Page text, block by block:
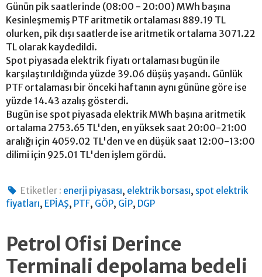
Günün pik saatlerinde (08:00 - 20:00) MWh başına
Kesinleşmemiş PTF aritmetik ortalaması 889.19 TL
olurken, pik dışı saatlerde ise aritmetik ortalama 3071.22
TL olarak kaydedildi.
Spot piyasada elektrik fiyatı ortalaması bugün ile
karşılaştırıldığında yüzde 39.06 düşüş yaşandı. Günlük
PTF ortalaması bir önceki haftanın aynı gününe göre ise
yüzde 14.43 azalış gösterdi.
Bugün ise spot piyasada elektrik MWh başına aritmetik
ortalama 2753.65 TL'den, en yüksek saat 20:00-21:00
aralığı için 4059.02 TL'den ve en düşük saat 12:00-13:00
dilimi için 925.01 TL'den işlem gördü.
Etiketler : enerji piyasası, elektrik borsası, spot elektrik
fiyatları, EPİAŞ, PTF, GÖP, GİP, DGP
Petrol Ofisi Derince
Terminali depolama bedeli